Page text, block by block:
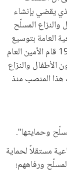
يقضي بإنشاء
والنزاع المسلّح
العامة بتوسيع
هذه الولاية خمس مرات. وفي أيلول/سبتمبر 1997 قام الأمين العام
الأطفال والنزاع
هذا المنصب منذ
وحمايتها".
مستقلاً لحماية
ورفاههم؛